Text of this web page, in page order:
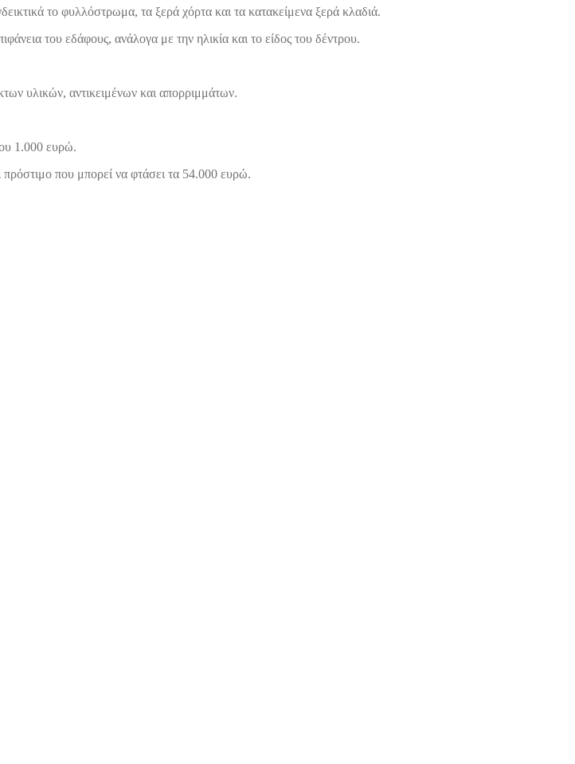
το φυλλόστρωμα, τα ξερά χόρτα και τα κατακείμενα ξερά κλαδιά.
του εδάφους, ανάλογα με την ηλικία και το είδος του δέντρου.
υλικών, αντικειμένων και απορριμμάτων.
1.000 ευρώ.
που μπορεί να φτάσει τα 54.000 ευρώ.